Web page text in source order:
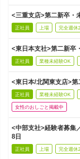
<三重支店>第二新卒・
正社員 上場 完全週休
<東日本支社>第二新卒
正社員 業種未経験OK
<東日本/北関東支店>
正社員 業種未経験OK
女性のおしごと掲載中
<中部支社>経験者募集
8日
正社員 上場 完全週休